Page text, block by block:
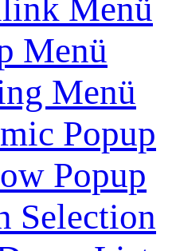
Menü
Menü
Menü
Popup
Popup
Selection